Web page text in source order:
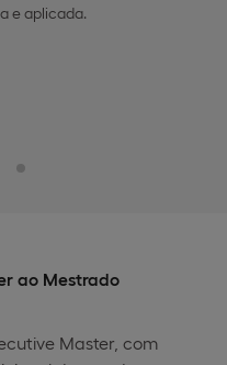
e aplicada.
ao Mestrado
Master, com